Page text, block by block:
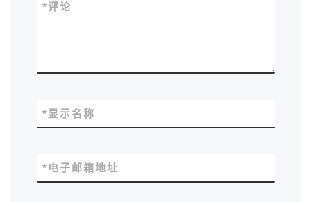
评论
*
显示名称
*
电子邮箱地址
*